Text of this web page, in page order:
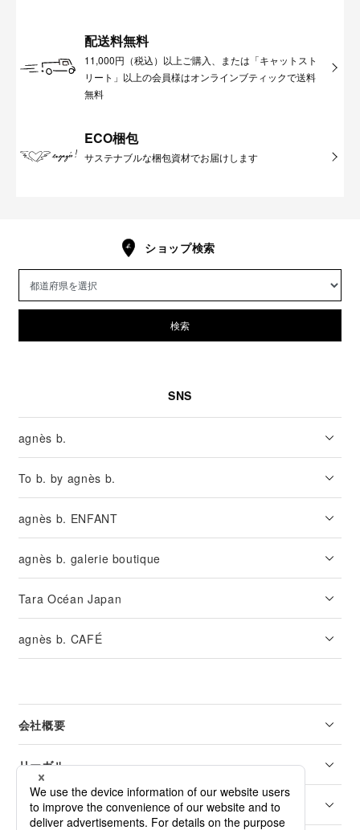
配送料無料
11,000円（税込）以上ご購入、または「キャットスト
リート」以上の会員様はオンラインブティックで送料
無料
ECO梱包
サステナブルな梱包資材でお届けします
ショップ検索
検索
SNS
agnès b.
To b. by agnès b.
agnès b. ENFANT
agnès b. galerie boutique
Tara Océan Japan
agnès b. CAFÉ
会社概要
リーガル
カスタマーサービス